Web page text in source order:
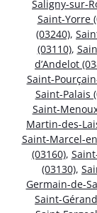
Saligny-sur-
Saint-Yorre
(03240),
(03110),
d’Andelot
Saint-
Saint-Palais
Saint-
Martin-des-
Saint-Marcel-
(03160),
(03130),
Germain-de-
Saint-